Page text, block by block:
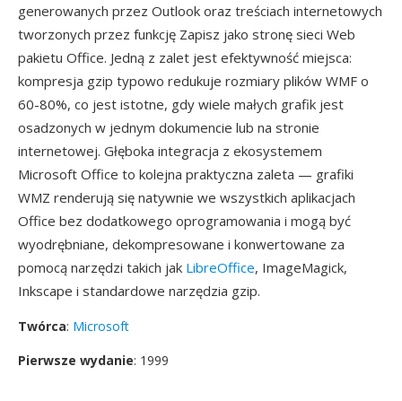
generowanych przez Outlook oraz treściach internetowych
tworzonych przez funkcję Zapisz jako stronę sieci Web
pakietu Office. Jedną z zalet jest efektywność miejsca:
kompresja gzip typowo redukuje rozmiary plików WMF o
60-80%, co jest istotne, gdy wiele małych grafik jest
osadzonych w jednym dokumencie lub na stronie
internetowej. Głęboka integracja z ekosystemem
Microsoft Office to kolejna praktyczna zaleta — grafiki
WMZ renderują się natywnie we wszystkich aplikacjach
Office bez dodatkowego oprogramowania i mogą być
wyodrębniane, dekompresowane i konwertowane za
pomocą narzędzi takich jak LibreOffice, ImageMagick,
Inkscape i standardowe narzędzia gzip.
Twórca: Microsoft
Pierwsze wydanie: 1999